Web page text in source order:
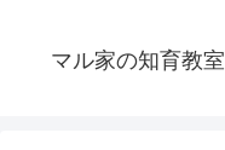
マル家の知育教